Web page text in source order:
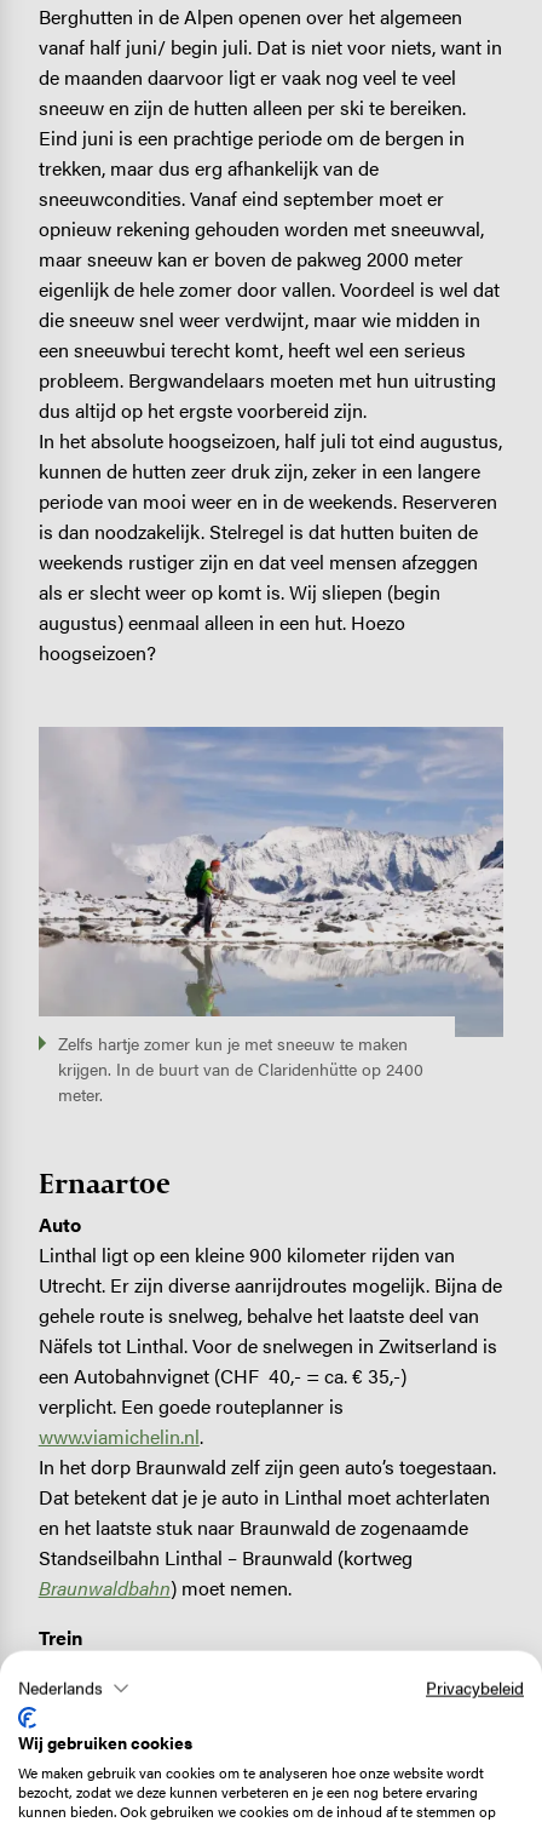
Berghutten in de Alpen openen over het algemeen
vanaf half juni/ begin juli. Dat is niet voor niets, want in
de maanden daarvoor ligt er vaak nog veel te veel
sneeuw en zijn de hutten alleen per ski te bereiken.
Eind juni is een prachtige periode om de bergen in
trekken, maar dus erg afhankelijk van de
sneeuwcondities. Vanaf eind september moet er
opnieuw rekening gehouden worden met sneeuwval,
maar sneeuw kan er boven de pakweg 2000 meter
eigenlijk de hele zomer door vallen. Voordeel is wel dat
die sneeuw snel weer verdwijnt, maar wie midden in
een sneeuwbui terecht komt, heeft wel een serieus
probleem. Bergwandelaars moeten met hun uitrusting
dus altijd op het ergste voorbereid zijn.
In het absolute hoogseizoen, half juli tot eind augustus,
kunnen de hutten zeer druk zijn, zeker in een langere
periode van mooi weer en in de weekends. Reserveren
is dan noodzakelijk. Stelregel is dat hutten buiten de
weekends rustiger zijn en dat veel mensen afzeggen
als er slecht weer op komt is. Wij sliepen (begin
augustus) eenmaal alleen in een hut. Hoezo
hoogseizoen?
Zelfs hartje zomer kun je met sneeuw te maken
krijgen. In de buurt van de Claridenhütte op 2400
meter.
Ernaartoe
Auto
Linthal ligt op een kleine 900 kilometer rijden van
Utrecht. Er zijn diverse aanrijdroutes mogelijk. Bijna de
gehele route is snelweg, behalve het laatste deel van
Näfels tot Linthal. Voor de snelwegen in Zwitserland is
een Autobahnvignet (CHF 40,- = ca. € 35,-)
verplicht. Een goede routeplanner is
www.viamichelin.nl.
In het dorp Braunwald zelf zijn geen auto’s toegestaan.
Dat betekent dat je je auto in Linthal moet achterlaten
en het laatste stuk naar Braunwald de zogenaamde
Standseilbahn Linthal – Braunwald (kortweg
Braunwaldbahn) moet nemen.
Trein
Hannover naar Zürich. De trein vertrekt dagelijks om
09.05 in Zürich. Slapen doe je in couchettes (vanaf 2-
tot 6- persoons) of in een bed. Prijs vanaf € 30,- voor
Nederlands Privacybeleid
Wij gebruiken cookies
We maken gebruik van cookies om te analyseren hoe onze website wordt
bezocht, zodat we deze kunnen verbeteren en je een nog betere ervaring
kunnen bieden. Ook gebruiken we cookies om de inhoud af te stemmen op